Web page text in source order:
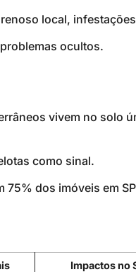
local,
ocultos.
vivem no solo
como sinal.
dos imóveis em
Impactos no